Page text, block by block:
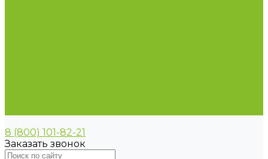
8 (800) 101-82-21
Заказать звонок